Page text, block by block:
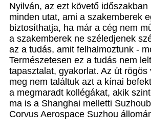
Nyilván, az ezt követő
minden utat, ami a szakemberek
biztosíthatja, ha már a cég nem
a szakemberek ne széledjenek
az a tudás, amit felhalmoztunk -
Természetesen ez a tudás nem
tapasztalat, gyakorlat. Az út rögös
meg nem találtuk azt a kínai
a megmaradt kollégákat, akik
ma is a Shanghai melletti
Corvus Aerospace Suzhou